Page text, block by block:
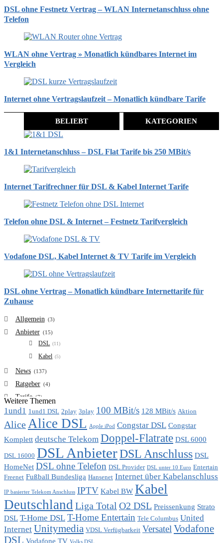
DSL ohne Festnetz Vertrag – WLAN Internetanschluss ohne
Telefon
WLAN ohne Vertrag » Monatlich kündbares Internet im
Vergleich
Internet ohne Vertragslaufzeit – Monatlich kündbare Tarife
BELIEBT KATEGORIEN
1&1 Internetanschluss – DSL Flat Tarife bis 250 MBit/s
Internet Tarifrechner für DSL & Kabel Internet Tarife
Telefon ohne DSL & Internet – Festnetz Tarifvergleich
Vodafone DSL, Kabel Internet & TV Tarife im Vergleich
DSL ohne Vertrag – Monatlich kündbare Internettarife für
Zuhause
Allgemein (3)
Anbieter (15)
DSL (11)
Kabel (5)
News (137)
Ratgeber (4)
Tarife (7)
VDSL (6)
Vergleich (7)
Weitere Themen
1und1 1und1 DSL 2play 3play 100 MBit/s 128 MBit/s Aktion
AliceAlice DSL Apple iPod Congstar DSL Congstar
Komplett deutsche Telekom Doppel-Flatrate DSL 6000
DSL 16000 DSL AnbieterDSL Anschluss DSL
HomeNet DSL ohne Telefon DSL Provider DSL unter 10 Euro Entertain
Freenet Fußball Bundesliga Hansenet Internet über Kabelanschluss
IP basierter Telekom Anschluss IPTV Kabel BW Kabel
Deutschland Liga Total O2 DSL Preissenkung Strato
DSL T-Home DSL T-Home Entertain Tele Columbus United
Internet Unitymedia VDSL Verfügbarkeit Versatel Vodafone
DSL Vodafone TV Volks DSL